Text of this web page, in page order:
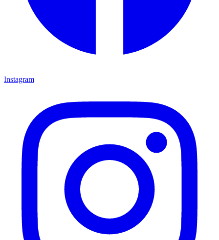
Instagram